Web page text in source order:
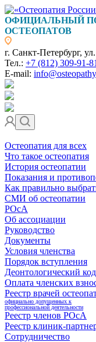
ОФИЦИАЛЬНЫЙ
ОСТЕОПАТОВ
г. Санкт-Петербург,
Тел.: +7 (812) 309-91-81
E-mail:
Остеопатия для всех
Что такое остеопатия
История остеопатии
Показания и
Как правильно
СМИ об остеопатии
РОсА
Об ассоциации
Руководство
Документы
Условия членства
Порядок вступления
Деонтологический
Оплата членских
Реестр врачей
официально допущенных к
профессиональной деятельности
Реестр членов РОсА
Реестр клиник-
Сотрудничество